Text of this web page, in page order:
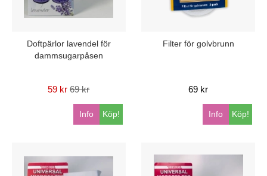
Doftpärlor lavendel för
dammsugarpåsen
59 kr 69 kr
Köp!
Info
Filter för golvbrunn
69 kr
Köp!
Info